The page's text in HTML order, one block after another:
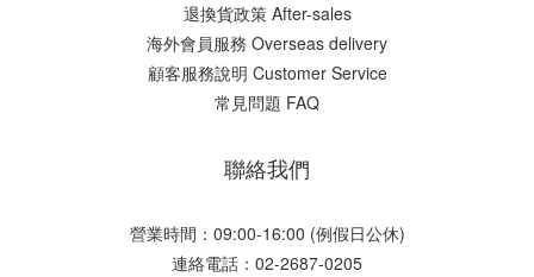
​退換貨政策 After-sales
海外會員服務 Overseas delivery
顧客服務說明 Customer Service
常見問題 FAQ
聯絡我們
營業時間：09:00-16:00 (例假日公休)
連絡電話：02-2687-0205